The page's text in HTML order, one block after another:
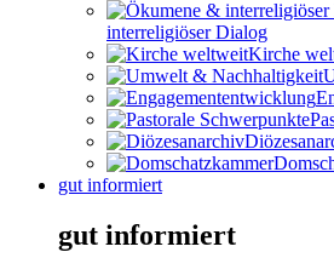
interreligiöser Dialog
Kirche
gut informiert
gut informiert